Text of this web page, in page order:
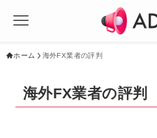
ホーム 海外FX業者の評判
海外FX業者の評判